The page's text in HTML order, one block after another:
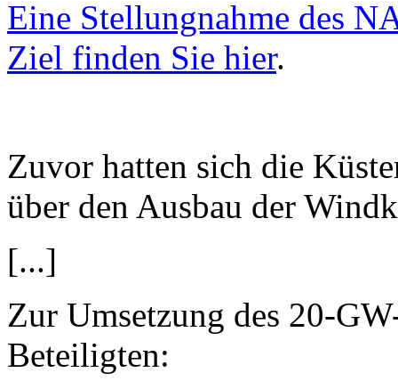
Eine Stellungnahme des
Ziel finden Sie hier.
Zuvor hatten sich die
über den Ausbau der
[...]
Zur Umsetzung des 20-
Beteiligten: